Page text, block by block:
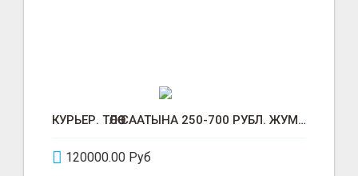
КУРЬЕР. ТӨЛӨӨ СААТЫНА 250-700 РУБЛ. ЖУМУШ ГРАФИГИ СВОБОДНЫЙ. БЕЗ ОПЫТА АЛАБЫЗ. ҮЙДҮН ЖАНЫНДА.
120000.00 Руб